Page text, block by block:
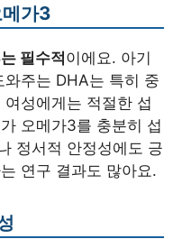
가3
필수적이에요. 아기
주는 DHA는 특히 중
성에게는 적절한 섭
오메가3를 충분히 섭
정서적 안정성에도 긍
연구 결과도 많아요.